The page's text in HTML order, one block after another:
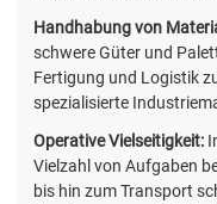
Handhabung von
schwere Güter und
Fertigung und Logistik
spezialisierte
Operative Vielseitigkeit:
Vielzahl von Aufgaben
bis hin zum Transport